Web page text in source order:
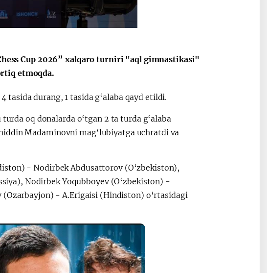
Cup 2026” xalqaro turniri "aql gimnastikasi"
etmoqda.
tasida durang, 1 tasida g‘alaba qayd etildi.
oq donalarda o‘tgan 2 ta turda g‘alaba
Madaminovni mag‘lubiyatga uchratdi va
- Nodirbek Abdusattorov (O‘zbekiston),
Nodirbek Yoqubboyev (O‘zbekiston) -
(Ozarbayjon) - A.Erigaisi (Hindiston) o‘rtasidagi